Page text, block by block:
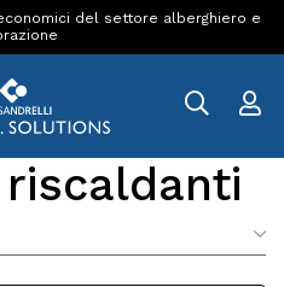
del settore alberghiero e